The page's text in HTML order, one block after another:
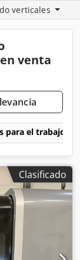
verticales
venta
para el trabajo
Clasificado